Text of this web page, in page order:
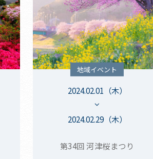
地域イベント
2024.02.01（木）
2024.02.29（木）
第34回 河津桜まつり